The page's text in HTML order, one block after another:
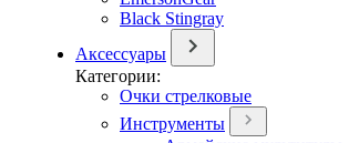
Black Stingray
Аксессуары
Категории:
Очки стрелковые
Инструменты